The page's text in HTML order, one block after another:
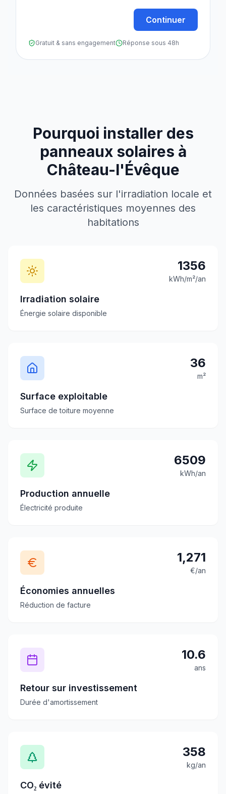
Continuer
Gratuit & sans engagement Réponse sous 48h
Pourquoi installer des
panneaux solaires à
Château-l'Évêque
Données basées sur l'irradiation locale et
les caractéristiques moyennes des
habitations
1356
kWh/m²/an
Irradiation solaire
Énergie solaire disponible
36
m²
Surface exploitable
Surface de toiture moyenne
6509
kWh/an
Production annuelle
Électricité produite
1,271
€/an
Économies annuelles
Réduction de facture
10.6
ans
Retour sur investissement
Durée d'amortissement
358
kg/an
CO₂ évité